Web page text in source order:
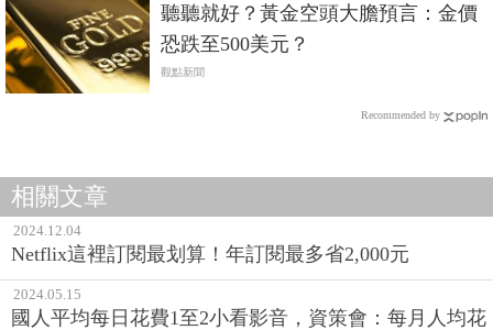
聽聽就好？黃金空頭大膽預言：金價
恐跌至500美元？
觀點新聞
Recommended by
相關文章
2024.12.04
Netflix這裡訂閱最划算！年訂閱最多省2,000元
2024.05.15
國人平均每日花費1至2小看影音，資策會：每月人均花